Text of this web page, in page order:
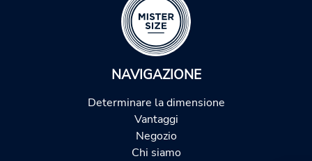
NAVIGAZIONE
Determinare la dimensione
Vantaggi
Negozio
Chi siamo